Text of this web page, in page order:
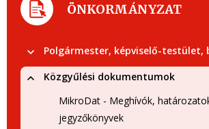
ÖNKORMÁNYZAT
Polgármester, képviselő-
Közgyűlési dokumentumok
MikroDat - Meghívók,
jegyzőkönyvek